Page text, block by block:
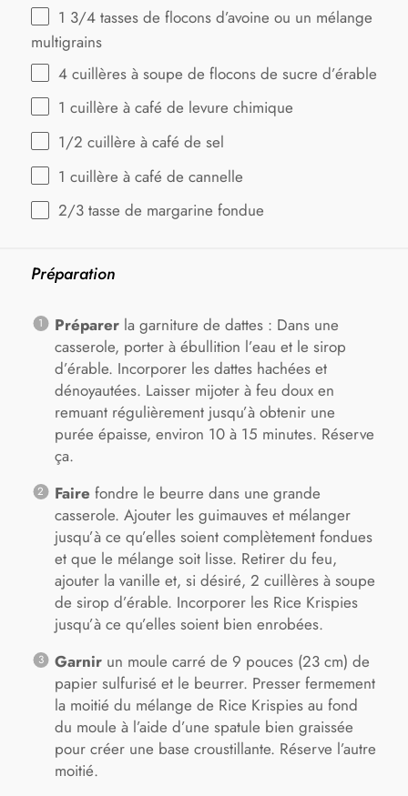
1 3/4 tasses de flocons d’avoine ou un mélange
multigrains
4 cuillères à soupe de flocons de sucre d’érable
1 cuillère à café de levure chimique
1/2 cuillère à café de sel
1 cuillère à café de cannelle
2/3 tasse de margarine fondue
Préparation
Préparerla garniture de dattes : Dans une
casserole, porter à ébullition l’eau et le sirop
d’érable. Incorporer les dattes hachées et
dénoyautées. Laisser mijoter à feu doux en
remuant régulièrement jusqu’à obtenir une
purée épaisse, environ 10 à 15 minutes. Réserve
ça.
Faire fondre le beurre dans une grande
casserole. Ajouter les guimauves et mélanger
jusqu’à ce qu’elles soient complètement fondues
et que le mélange soit lisse. Retirer du feu,
ajouter la vanille et, si désiré, 2 cuillères à soupe
de sirop d’érable. Incorporer les Rice Krispies
jusqu’à ce qu’elles soient bien enrobées.
Garnirun moule carré de 9 pouces (23 cm) de
papier sulfurisé et le beurrer. Presser fermement
la moitié du mélange de Rice Krispies au fond
du moule à l’aide d’une spatule bien graissée
pour créer une base croustillante. Réserve l’autre
moitié.